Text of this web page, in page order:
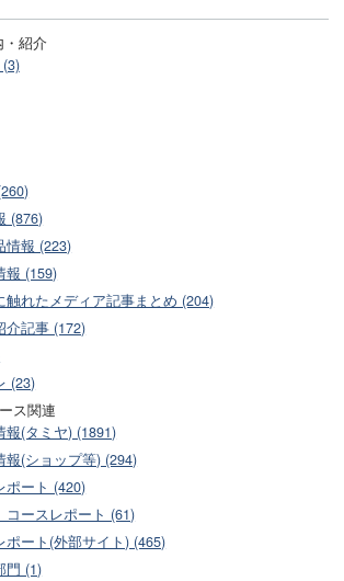
・紹介
(876)
情報 (223)
報 (159)
触れたメディア記事まとめ (204)
介記事 (172)
(23)
ス関連
報(タミヤ) (1891)
報(ショップ等) (294)
ポート (420)
コースレポート (61)
ポート(外部サイト) (465)
門 (1)